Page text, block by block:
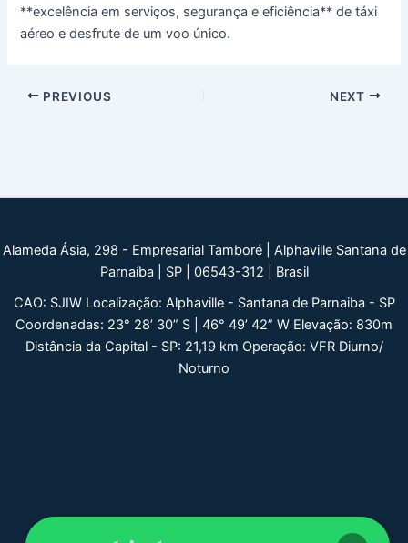
**excelência em serviços, segurança e eficiência** de táxi
aéreo e desfrute de um voo único.
Post
PREVIOUS NEXT
Alameda Ásia, 298 - Empresarial Tamboré | Alphaville Santana de
Parnaíba | SP | 06543-312 | Brasil
CAO: SJIW Localização: Alphaville - Santana de Parnaiba - SP
Coordenadas: 23° 28’ 30” S | 46° 49’ 42” W Elevação: 830m
Distância da Capital - SP: 21,19 km Operação: VFR Diurno/
Noturno